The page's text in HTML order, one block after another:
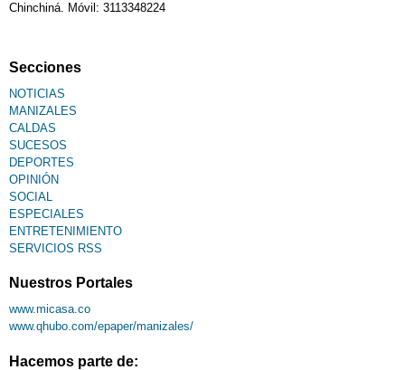
Chinchiná. Móvil: 3113348224
Secciones
NOTICIAS
MANIZALES
CALDAS
SUCESOS
DEPORTES
OPINIÓN
SOCIAL
ESPECIALES
ENTRETENIMIENTO
SERVICIOS RSS
Nuestros Portales
www.micasa.co
www.qhubo.com/epaper/manizales/
Hacemos parte de: